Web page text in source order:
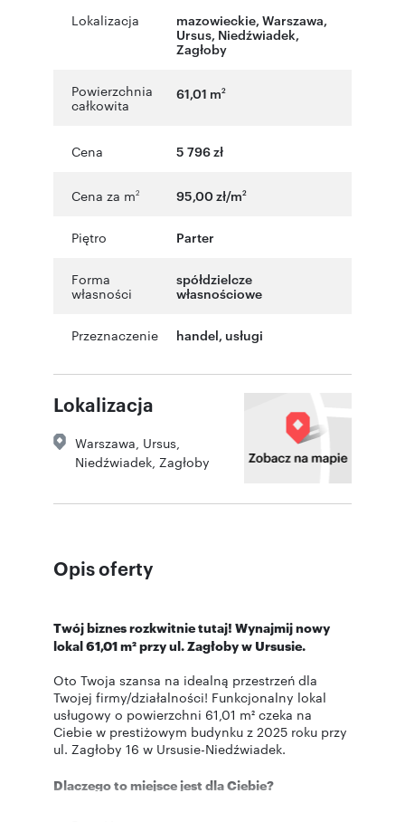
Lokalizacja mazowieckie, Warszawa,
Ursus, Niedźwiadek,
Zagłoby
Powierzchnia
całkowita
61,01 m2
Cena 5 796 zł
Cena za m2 95,00 zł/m2
Piętro Parter
Forma
własności
spółdzielcze
własnościowe
Przeznaczenie handel, usługi
Lokalizacja
Warszawa Ursus
Niedźwiadek Zagłoby
Opis oferty
Twój biznes rozkwitnie tutaj! Wynajmij nowy
lokal 61,01 m² przy ul. Zagłobyw Ursusie.
Oto Twoja szansa na idealną przestrzeń dla
Twojej firmy/działalności! Funkcjonalny lokal
usługowy o powierzchni 61,01 m² czeka na
Ciebie w prestiżowym budynku z 2025 roku przy
ul. Zagłoby 16 w Ursusie-Niedźwiadek.
Dlaczego to miejsce jest dla Ciebie?